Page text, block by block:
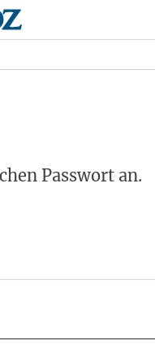
Passwort an.